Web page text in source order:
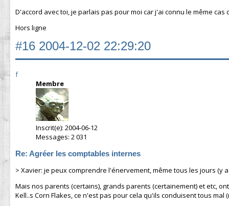
D'accord avec toi, je parlais pas pour moi car j'ai connu le même
Hors ligne
#16 2004-12-02 22:29:20
f
Membre
Inscrit(e): 2004-06-12
Messages: 2 031
Re: Agréer les comptables internes
> Xavier: je peux comprendre l'énervement, même tous les jours (y
Mais nos parents (certains), grands parents (certainement) et etc,
Kell..s Corn Flakes, ce n'est pas pour cela qu'ils conduisent tous